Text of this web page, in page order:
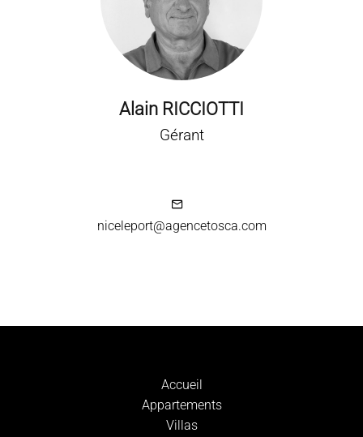
Alain RICCIOTTI
Gérant
niceleport@agencetosca.com
Accueil
Appartements
Villas